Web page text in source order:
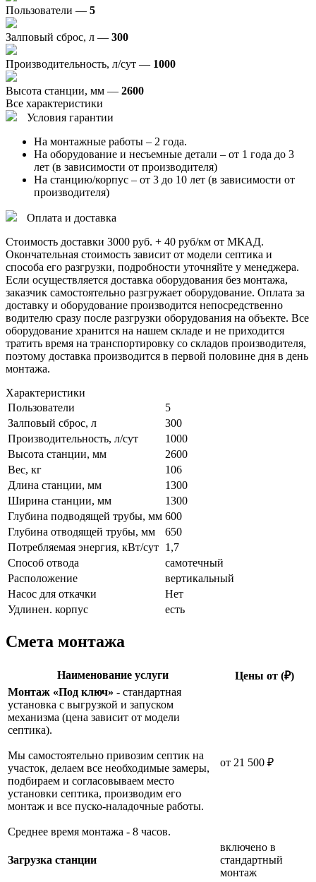
Пользователи — 5
Залповый сброс, л — 300
Производительность, л/сут — 1000
Высота станции, мм — 2600
Все характеристики
Условия гарантии
На монтажные работы – 2 года.
На оборудование и несъемные детали – от 1 года до 3
лет (в зависимости от производителя)
На станцию/корпус – от 3 до 10 лет (в зависимости от
производителя)
Оплата и доставка
Стоимость доставки 3000 руб. + 40 руб/км от МКАД.
Окончательная стоимость зависит от модели септика и
способа его разгрузки, подробности уточняйте у менеджера.
Если осуществляется доставка оборудования без монтажа,
заказчик самостоятельно разгружает оборудование. Оплата за
доставку и оборудование производится непосредственно
водителю сразу после разгрузки оборудования на объекте. Все
оборудование хранится на нашем складе и не приходится
тратить время на транспортировку со складов производителя,
поэтому доставка производится в первой половине дня в день
монтажа.
Характеристики
Пользователи
5
Залповый сброс, л
300
Производительность, л/сут
1000
Высота станции, мм
2600
Вес, кг
106
Длина станции, мм
1300
Ширина станции, мм
1300
Глубина подводящей трубы, мм 600
Глубина отводящей трубы, мм
650
Потребляемая энергия, кВт/сут 1,7
Способ отвода
самотечный
Расположение
вертикальный
Насос для откачки
Нет
Удлинен. корпус
есть
Смета монтажа
Наименование услуги
Цены от (₽)
Монтаж «Под ключ» - стандартная
установка с выгрузкой и запуском
механизма (цена зависит от модели
септика).
Мы самостоятельно привозим септик на
участок, делаем все необходимые замеры,
подбираем и согласовываем место
установки септика, производим его
монтаж и все пуско-наладочные работы.
Среднее время монтажа - 8 часов.
от 21 500 ₽
Загрузка станции
включено в
стандартный
монтаж